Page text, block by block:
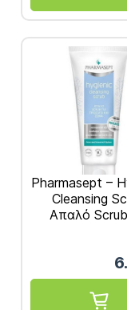
Pharmasept –
Cleansing
Απαλό Scrub